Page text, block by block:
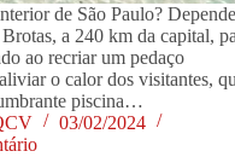
de São Paulo?
a 240 km da capital,
ao recriar um pedaço
o calor dos visitantes,
piscina…
03/02/2024